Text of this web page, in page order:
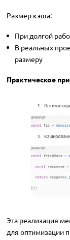
Размер кэша:
При долгой
В реальных
размеру
Практическое
Эта реализация
для оптимизации